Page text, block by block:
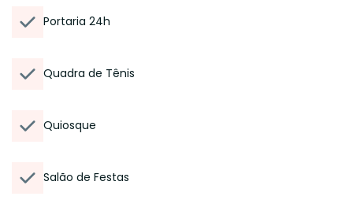
Portaria 24h
Quadra de Tênis
Quiosque
Salão de Festas